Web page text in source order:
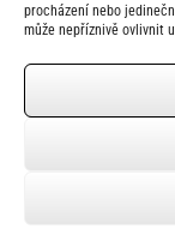
procházení nebo
může nepříznivě ovlivnit